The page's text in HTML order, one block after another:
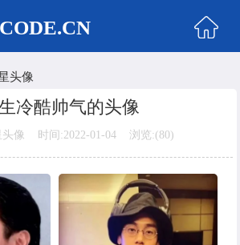
头像
冷酷帅气的头像
头像 时间:2022-01-04 浏览:(80)